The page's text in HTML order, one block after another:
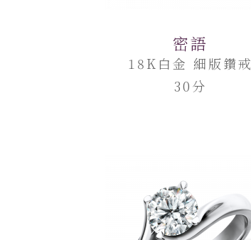
密語
18K白金 細版鑽戒
30分